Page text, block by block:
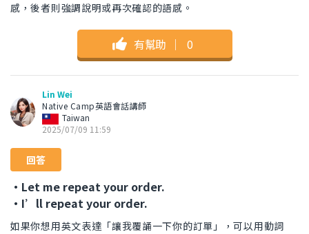
感，後者則強調說明或再次確認的語感。
有幫助 ｜ 0
Lin Wei
Native Camp英語會話講師
Taiwan
2025/07/09 11:59
回答
・Let me repeat your order.
・I’ll repeat your order.
如果你想用英文表達「讓我覆誦一下你的訂單」，可以用動詞